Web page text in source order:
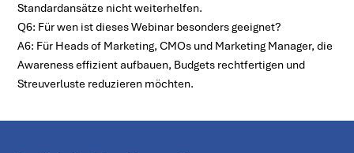
Standardansätze nicht weiterhelfen.
Q6: Für wen ist dieses Webinar besonders geeignet?
A6: Für Heads of Marketing, CMOs und Marketing Manager, die
Awareness effizient aufbauen, Budgets rechtfertigen und
Streuverluste reduzieren möchten.